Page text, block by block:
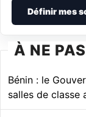
Définir mes
À NE
Bénin : le
salles de classe